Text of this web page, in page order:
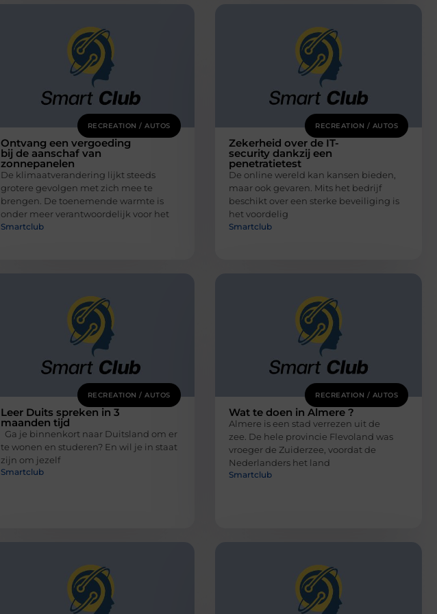
RECREATION / AUTOS
Ontvang een vergoeding
bij de aanschaf van
zonnepanelen
De klimaatverandering lijkt steeds
grotere gevolgen met zich mee te
brengen. De toenemende warmte is
onder meer verantwoordelijk voor het
Smartclub
RECREATION / AUTOS
Zekerheid over de IT-
security dankzij een
penetratietest
De online wereld kan kansen bieden,
maar ook gevaren. Mits het bedrijf
beschikt over een sterke beveiliging is
het voordelig
Smartclub
RECREATION / AUTOS
Leer Duits spreken in 3
maanden tijd
Ga je binnenkort naar Duitsland om er
te wonen en studeren? En wil je in staat
zijn om jezelf
Smartclub
RECREATION / AUTOS
Wat te doen in Almere ?
Almere is een stad verrezen uit de
zee. De hele provincie Flevoland was
vroeger de Zuiderzee, voordat de
Nederlanders het land
Smartclub